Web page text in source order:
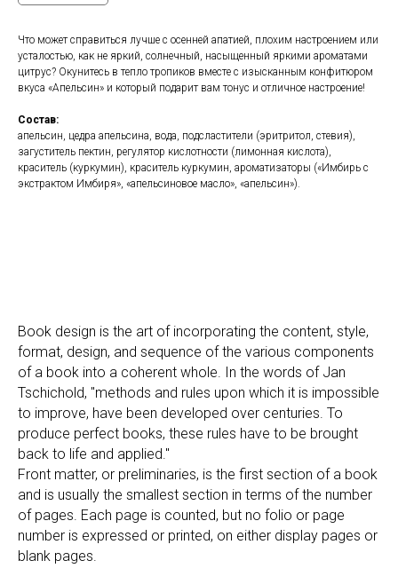
Что может справиться лучше с осенней апатией, плохим настроением или
усталостью, как не яркий, солнечный, насыщенный яркими ароматами
цитрус? Окунитесь в тепло тропиков вместе с изысканным конфитюром
вкуса «Апельсин» и который подарит вам тонус и отличное настроение!
Состав:
апельсин, цедра апельсина, вода, подсластители (эритритол, стевия),
загуститель пектин, регулятор кислотности (лимонная кислота),
краситель (куркумин), краситель куркумин, ароматизаторы («Имбирь с
экстрактом Имбиря», «апельсиновое масло», «апельсин»).
Book design is the art of incorporating the content, style,
format, design, and sequence of the various components
of a book into a coherent whole. In the words of Jan
Tschichold, "methods and rules upon which it is impossible
to improve, have been developed over centuries. To
produce perfect books, these rules have to be brought
back to life and applied."
Front matter, or preliminaries, is the first section of a book
and is usually the smallest section in terms of the number
of pages. Each page is counted, but no folio or page
number is expressed or printed, on either display pages or
blank pages.